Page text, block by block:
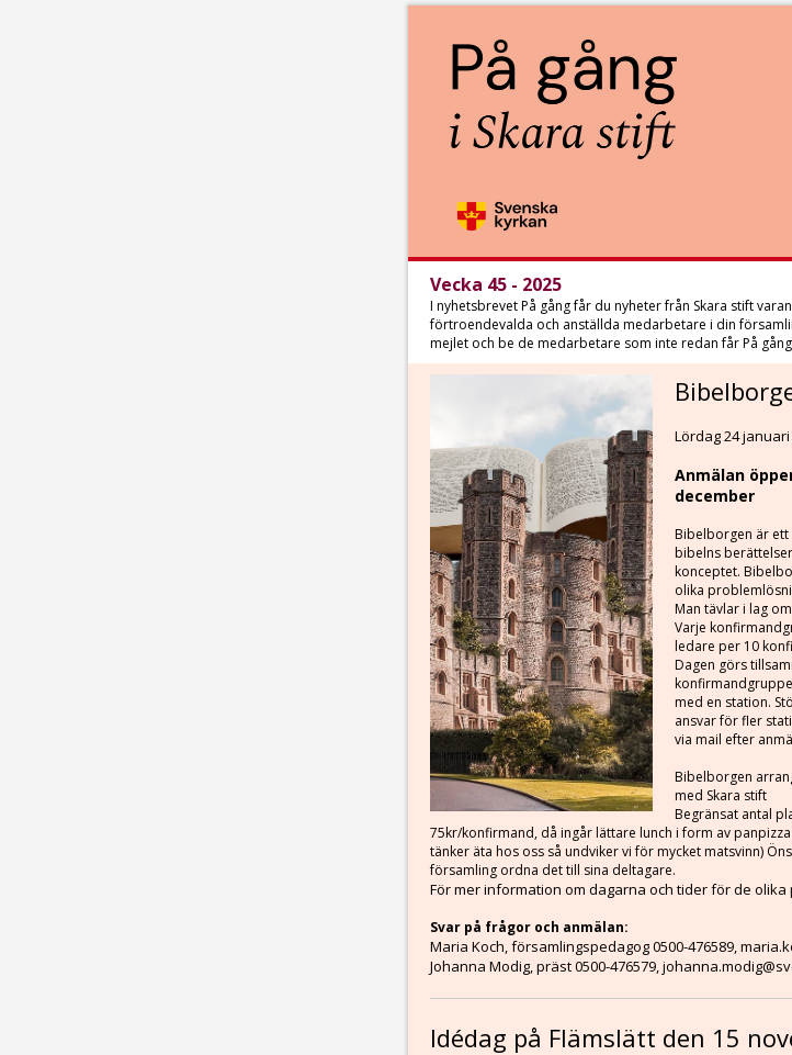
Vecka 45 - 2025
I nyhetsbrevet På gång får du nyheter från Skara stift
förtroendevalda och anställda medarbetare i din
mejlet och be de medarbetare som inte redan får På
Lördag 24
Anmälan
december
Bibelborgen är
bibelns
konceptet.
olika
Man tävlar i lag
Varje
ledare per 10
Dagen görs
med en station.
ansvar för fler
via mail efter
Bibelborgen
med Skara stift
Begränsat antal
75kr/konfirmand, då ingår lättare lunch i form av
tänker äta hos oss så undviker vi för mycket matsvinn)
församling ordna det till sina deltagare.
För mer information om dagarna och tider för de olika
Svar på frågor och anmälan:
Maria Koch, församlingspedagog 0500-476589,
Johanna Modig, präst 0500-476579,
Idédag på Flämslätt den 15